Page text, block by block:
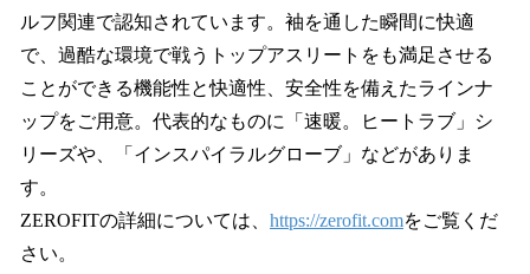
ルフ関連で認知されています。袖を通した瞬間に快適
で、過酷な環境で戦うトップアスリートをも満足させる
ことができる機能性と快適性、安全性を備えたラインナ
ップをご用意。代表的なものに「速暖。ヒートラブ」シ
リーズや、「インスパイラルグローブ」などがありま
す。
ZEROFITの詳細については、 https://zerofit.comをご覧くだ
さい。